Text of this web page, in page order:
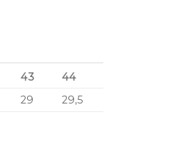
43
44
29 29,5